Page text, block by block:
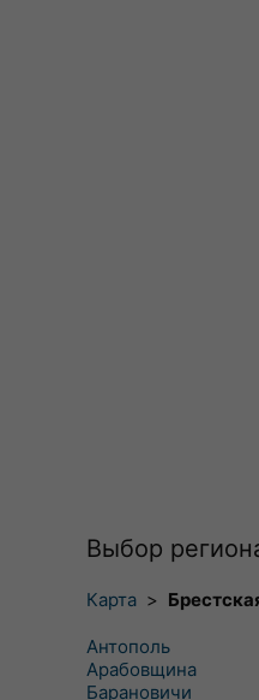
Выбор
Карта >
Антополь
Арабовщина
Барановичи